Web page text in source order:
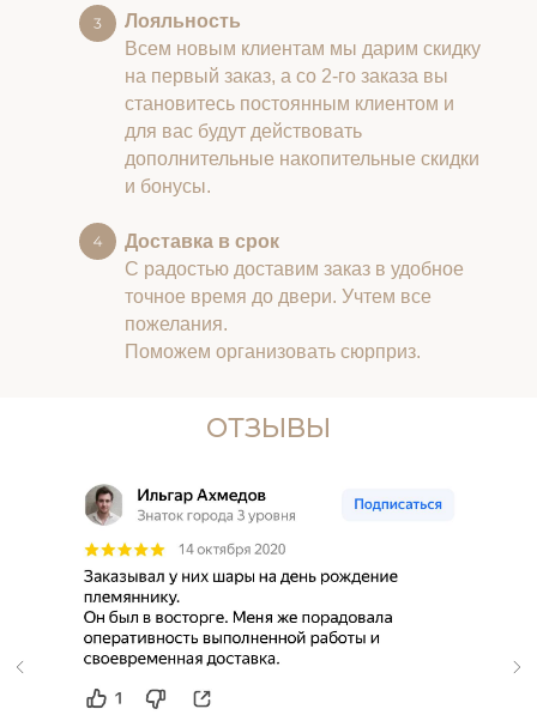
Лояльность
Всем новым клиентам мы дарим скидку
на первый заказ, а со 2-го заказа вы
становитесь постоянным клиентом и
для вас будут действовать
дополнительные накопительные скидки
и бонусы.
Доставка в срок
С радостью доставим заказ в удобное
точное время до двери. Учтем все
пожелания.
Поможем организовать сюрприз.
ОТЗЫВЫ